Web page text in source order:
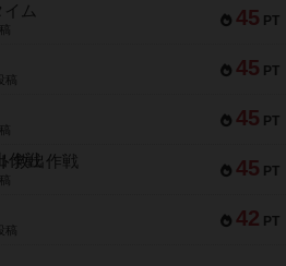
45 PT
ム
45 PT
稿
45 PT
45 PT
救出作戦
42 PT
稿